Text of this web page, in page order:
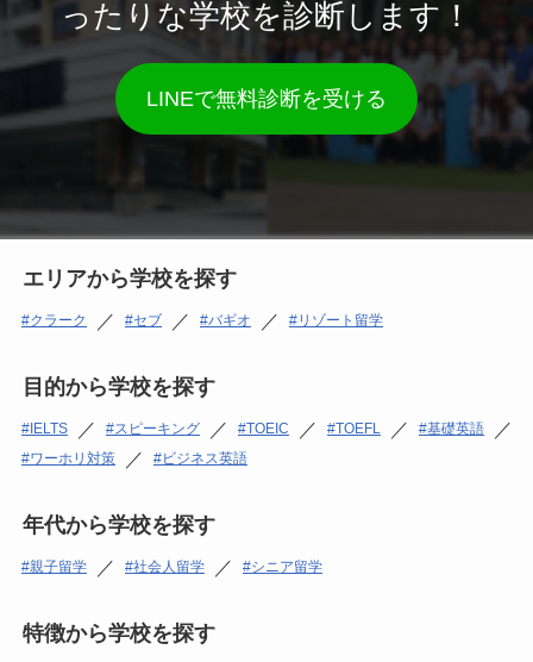
ったりな学校を診断します！
LINEで無料診断を受ける
エリアから学校を探す
クラーク ／ セブ ／ バギオ ／ リゾート留学
目的から学校を探す
IELTS ／ スピーキング ／ TOEIC ／ TOEFL ／ 基礎英語 ／
ワーホリ対策 ／ ビジネス英語
年代から学校を探す
親子留学 ／ 社会人留学 ／ シニア留学
特徴から学校を探す